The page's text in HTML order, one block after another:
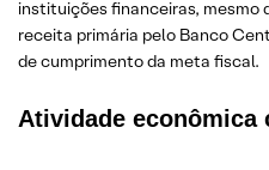
instituições financeiras, mesmo
receita primária pelo Banco
de cumprimento da meta fiscal.
Atividade econômica